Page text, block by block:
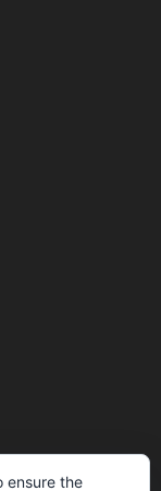
ensure the